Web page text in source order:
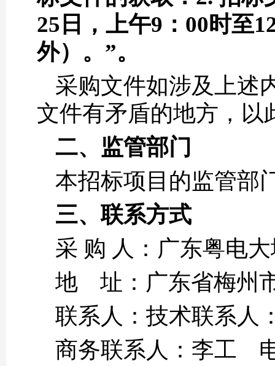
25 日，上午9：00时至
外）。 ”。
采购文件如涉及上述
文件有矛盾的地方，以
二、 监管部门
本招标项目的监管部
三、联系方式
采 购 人：广东粤电
地 址：广东省梅州
联系人：技术联系
商务联系人：李工